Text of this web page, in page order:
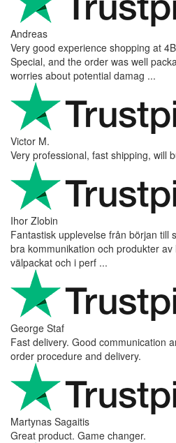
Andreas
Very good experience shopping at
Special, and the order was well
worries about potential damag ...
Victor M.
Very professional, fast shipping, will
Ihor Zlobin
Fantastisk upplevelse från början till
bra kommunikation och produkter av
välpackat och i perf ...
George Staf
Fast delivery. Good communication
order procedure and delivery.
Martynas Sagaitis
Great product. Game changer.